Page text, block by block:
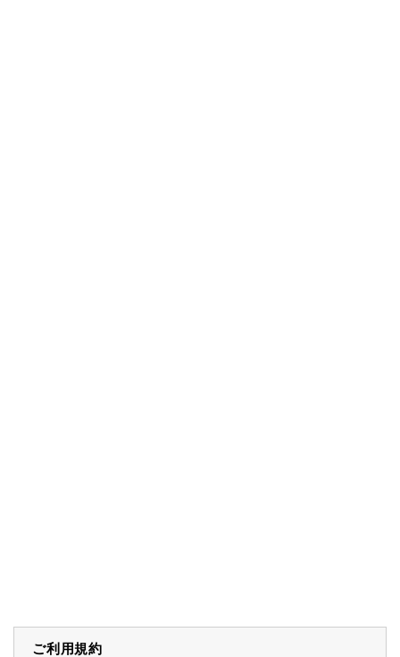
ご利用規約